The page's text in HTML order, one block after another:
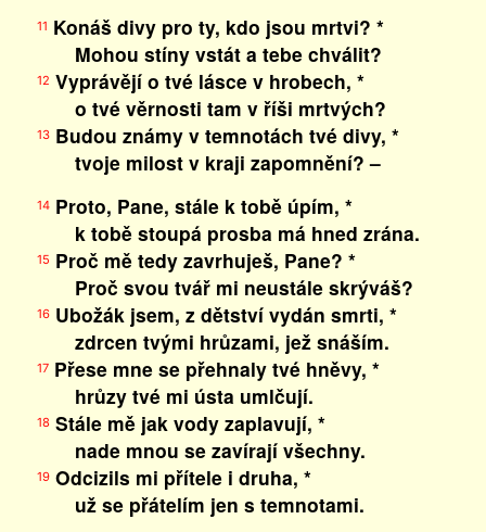
11 Konáš divy pro ty, kdo jsou mrtvi? *
Mohou stíny vstát a tebe chválit?
12 Vyprávějí o tvé lásce v hrobech, *
o tvé věrnosti tam v říši mrtvých?
13Budou známy v temnotách tvé divy, *
tvoje milost v kraji zapomnění? –
14Proto, Pane, stále k tobě úpím, *
k tobě stoupá prosba má hned zrána.
15 Proč mě tedy zavrhuješ, Pane? *
Proč svou tvář mi neustále skrýváš?
16Ubožák jsem, z dětství vydán smrti, *
zdrcen tvými hrůzami, jež snáším.
17Přese mne se přehnaly tvé hněvy, *
hrůzy tvé mi ústa umlčují.
18 Stále mě jak vody zaplavují, *
nade mnou se zavírají všechny.
19Odcizils mi přítele i druha, *
už se přátelím jen s temnotami.